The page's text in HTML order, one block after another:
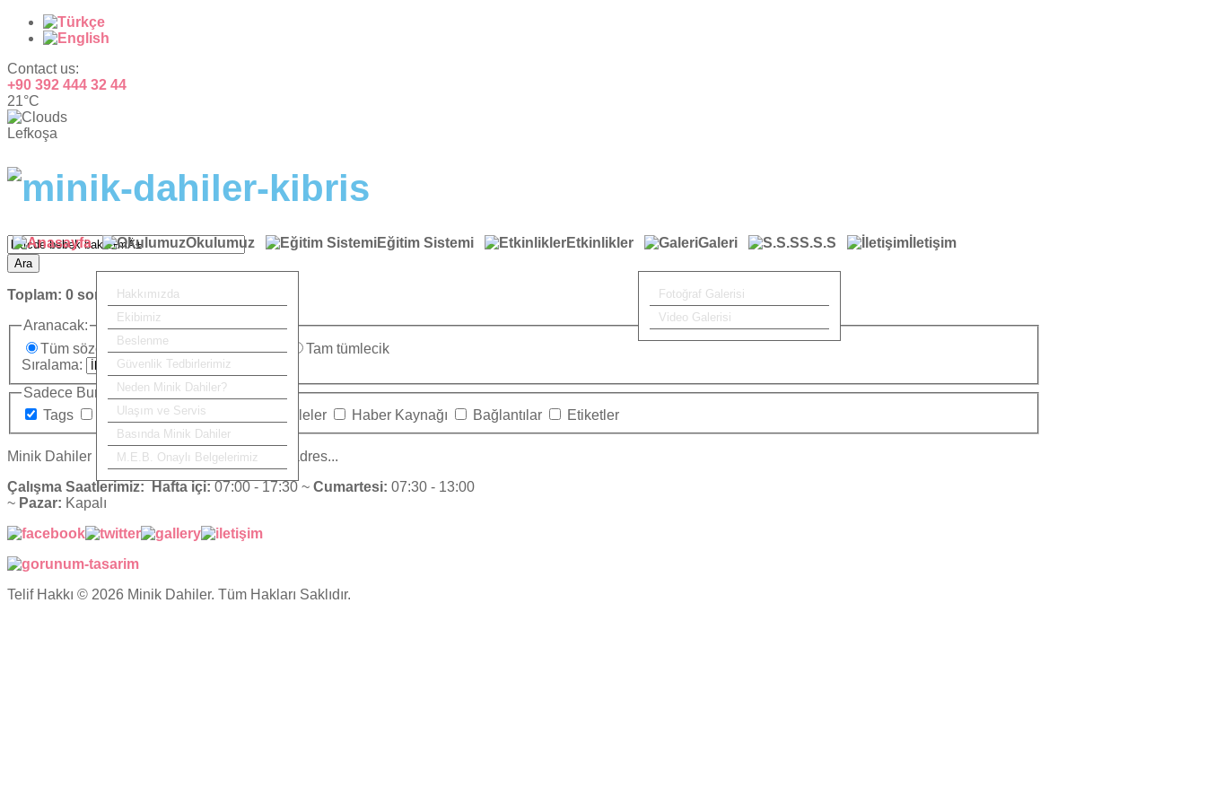
Contact us:
+90 392 444 32 44
21°C
Lefkoşa
Okulumuz
Hakkımızda
Ekibimiz
Beslenme
Güvenlik Tedbirlerimiz
Neden Minik Dahiler?
Ulaşım ve Servis
Basında Minik Dahiler
M.E.B. Onaylı Belgelerimiz
Eğitim Sistemi Etkinlikler Galeri
Fotoğraf Galerisi
Video Galerisi
S.S.S İletişim
Ara
Toplam: 0 sonuç bulundu.
Aranacak:
Tüm sözcükler
Herhangi bir sözcük
Tam tümlecik
Sıralama:
Sadece Burada Ara:
Tags
Kategoriler İletişim Makaleler Haber Kaynağı Bağlantılar Etiketler
Minik Dahiler | Eğitim ve Sevginin buluştuğu adres...
Çalışma Saatlerimiz:
Hafta içi: 07:00 - 17:30 ~ Cumartesi: 07:30 - 13:00
~ Pazar: Kapalı
Telif Hakkı © 2026 Minik Dahiler. Tüm Hakları Saklıdır.